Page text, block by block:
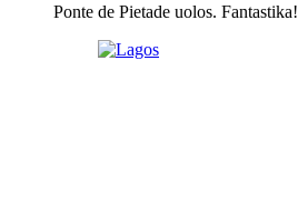
Ponte de Pietade uolos. Fantastika!